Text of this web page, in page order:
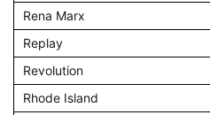
Rena Marx
Replay
Revolution
Rhode Island